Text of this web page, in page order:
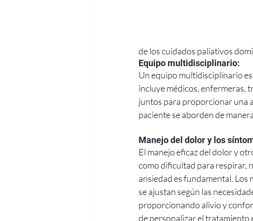
de los cuidados paliativos
Equipo multidisciplinario:
Un equipo multidisciplinario
incluye médicos, enfermeras,
juntos para proporcionar una
paciente se aborden de
Manejo del dolor y los
El manejo eficaz del dolor y
como dificultad para respirar,
ansiedad es fundamental. Los
se ajustan según las
proporcionando alivio y
de personalizar el tratamiento